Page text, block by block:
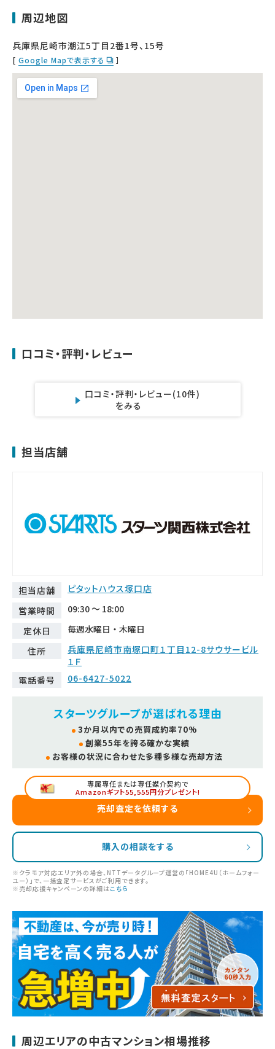
周辺地図
兵庫県尼崎市潮江5丁目2番1号、15号
[ Google Mapで表示する ］
口コミ・評判・レビュー
口コミ・評判・レビュー
をみる
(10件)
担当店舗
担当店舗
ピタットハウス塚口店
営業時間
09:30 ～ 18:00
定休日
毎週水曜日・木曜日
住所
兵庫県尼崎市南塚口町１丁目12-8サウサービル
１Ｆ
電話番号
06-6427-5022
スターツグループが選ばれる理由
3か月以内での売買成約率70%
創業55年を誇る確かな実績
お客様の状況に合わせた多種多様な売却方法
専属専任または専任媒介契約で
Amazonギフト55,555円分プレゼント!
売却査定を依頼する
購入の相談をする
※クラモア対応エリア外の場合、NTTデータグループ運営の「HOME4U（ホームフォー
ユー）」で、一括査定サービスがご利用できます。
※売却応援キャンペーンの詳細はこちら
周辺エリアの中古マンション相場推移